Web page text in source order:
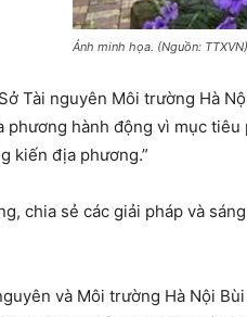
Ảnh minh họa. (Nguồn: TTXVN)
Tài nguyên Môi trường Hà
phương hành động vì mục
kiến địa phương.”
chia sẻ các giải pháp và
và Môi trường Hà Nội